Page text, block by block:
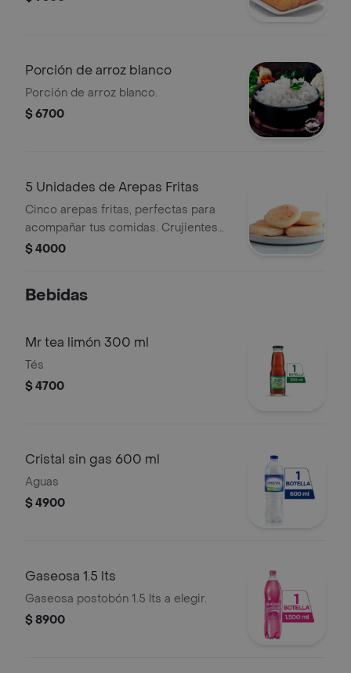
Porción de arroz blanco
Porción de arroz blanco.
$ 6700
5 Unidades de Arepas Fritas
Cinco arepas fritas, perfectas para
acompañar tus comidas. Crujientes
por fuera y suaves por dentro.
$ 4000
Bebidas
Mr tea limón 300 ml
Tés
$ 4700
Cristal sin gas 600 ml
Aguas
$ 4900
Gaseosa 1.5 lts
Gaseosa postobón 1.5 lts a elegir.
$ 8900